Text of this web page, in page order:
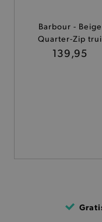
Barbour - Beige
Quarter-Zip trui
139,95
Naam